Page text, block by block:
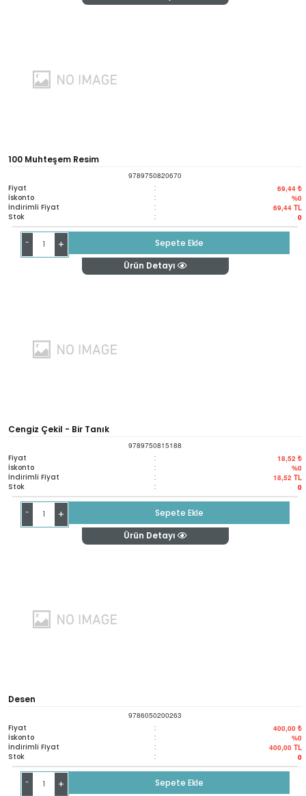
100 Muhteşem Resim
9789750820670
Fiyat : 69,44 ₺
İskonto : %0
İndirimli Fiyat : 69,44 TL
Stok : 0
- +
Sepete Ekle
Ürün Detayı
Cengiz Çekil - Bir Tanık
9789750815188
Fiyat : 18,52 ₺
İskonto : %0
İndirimli Fiyat : 18,52 TL
Stok : 0
- +
Sepete Ekle
Ürün Detayı
Desen
9786050200263
Fiyat : 400,00 ₺
İskonto : %0
İndirimli Fiyat : 400,00 TL
Stok : 0
- +
Sepete Ekle